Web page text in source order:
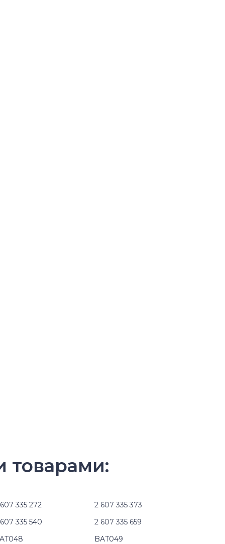
товарами:
335 272
2 607 335 373
335 540
2 607 335 659
BAT049